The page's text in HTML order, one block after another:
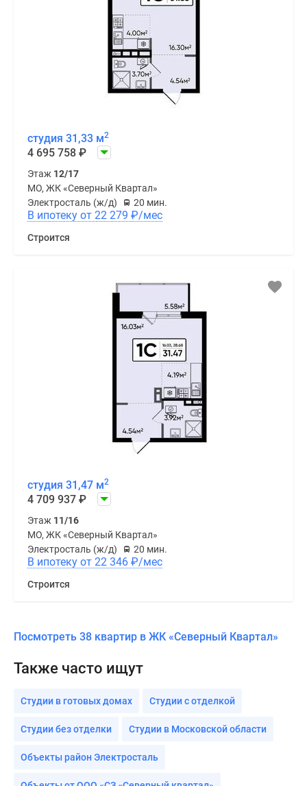
студия 31,33 м2
4 695 758 ₽
Этаж 12/17
МО, ЖК «Северный Квартал»
Электросталь (ж/д)
20 мин.
В ипотеку от 22 279 ₽/мес
Строится
студия 31,47 м2
4 709 937 ₽
Этаж 11/16
МО, ЖК «Северный Квартал»
Электросталь (ж/д)
20 мин.
В ипотеку от 22 346 ₽/мес
Строится
Посмотреть 38 квартир в ЖК «Северный Квартал»
Также часто ищут
Студии в готовых домах Студии с отделкой
Студии без отделки Студии в Московской области
Объекты район Электросталь